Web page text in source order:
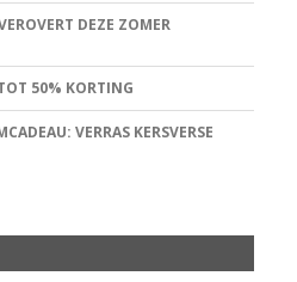
DEZE ZOMER
50% KORTING
VERRAS KERSVERSE